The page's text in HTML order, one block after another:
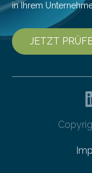
in Ihrem
JETZT